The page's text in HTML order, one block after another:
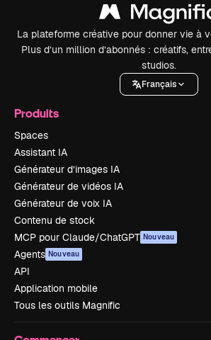
La plateforme créative pour donner vie à
Plus d’un million d’abonnés : créatifs,
studios.
Français
Produits
Spaces
Assistant IA
Générateur d’images IA
Générateur de vidéos IA
Générateur de voix IA
Contenu de stock
MCP pour Claude/ChatGPT Nouveau
Agents Nouveau
API
Application mobile
Tous les outils Magnific